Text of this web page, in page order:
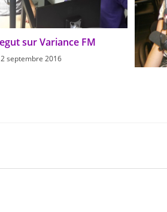
sur Variance FM
septembre 2016